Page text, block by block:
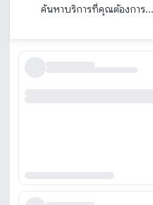
เรียงต